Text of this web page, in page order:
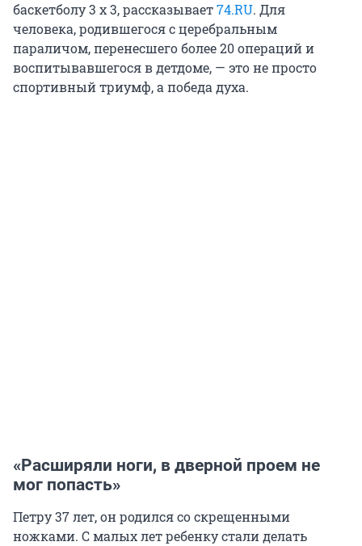
баскетболу3 х 3, рассказывает74.RU. Для
человека, родившегося с церебральным
параличом, перенесшего более 20 операций и
воспитывавшегося в детдоме, — это не просто
спортивный триумф, а победа духа.
«Расширяли ноги, в дверной проем не
мог попасть»
Петру 37 лет, он родился со скрещенными
ножками. С малых лет ребенку стали делать